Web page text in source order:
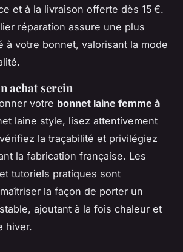
et à la livraison offerte dès 15 €.
réparation assure une plus
à votre bonnet, valorisant la mode
achat serein
votre bonnet laine femme à
laine style, lisez attentivement
la traçabilité et privilégiez
la fabrication française. Les
tutoriels pratiques sont
la façon de porter un
ajoutant à la fois chaleur et
hiver.